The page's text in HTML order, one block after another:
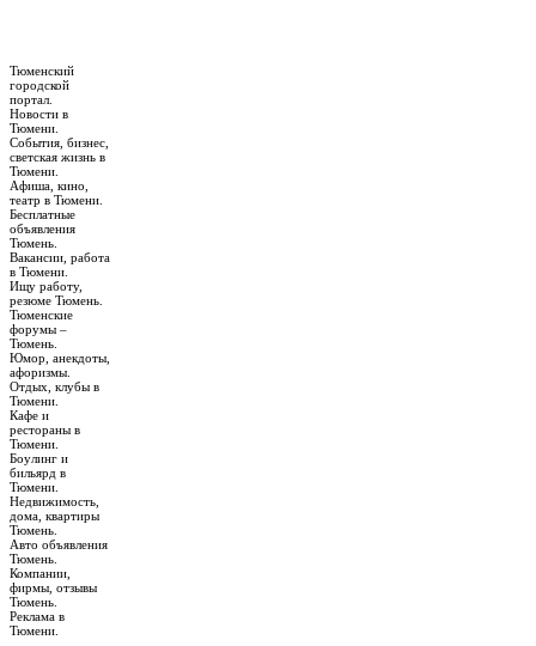
Тюменский
городской
портал.
Новости в
Тюмени.
События, бизнес,
светская жизнь в
Тюмени.
Афиша, кино,
театр в Тюмени.
Бесплатные
объявления
Тюмень.
Вакансии, работа
в Тюмени.
Ищу работу,
резюме Тюмень.
Тюменские
форумы –
Тюмень.
Юмор, анекдоты,
афоризмы.
Отдых, клубы в
Тюмени.
Кафе и
рестораны в
Тюмени.
Боулинг и
бильярд в
Тюмени.
Недвижимость,
дома, квартиры
Тюмень.
Авто объявления
Тюмень.
Компании,
фирмы, отзывы
Тюмень.
Реклама в
Тюмени.